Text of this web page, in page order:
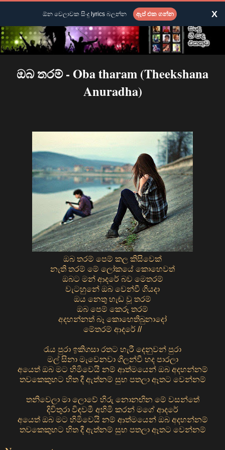
ඔබ තරම් - Oba tharam (Theekshana
Anuradha)
ඔබ තරම් පෙම් කල කිසිවෙක්
නැති තරම් මේ ලෝකයේ කොහෙවත්
ඔබට මන් ආදරේ බව මෙතරම්
වැටහුනේ ඔබ වෙන්වී ගියදා
ඔය නෙතු හැඬ වූ තරම්
ඔබ පෙම් කෙරූ තරම්
අදහන්නත් බෑ කොහෙතිබුනාදෝ
මේතරම් ආදරේ //
රැය පුරා ඉකිගසා රතට හැරී දෙනුවන් පුරා
මල් සිනා මැවෙනවා ගිලන්වී හද පාරලා
අයෙත් ඔබ මට හිමිවෙයි නම් ආත්මයෙන් ඔබ අදහන්නම්
තවකෙකුහට හිත දී ඇත්නම් සුභ පතලා ඈතට වෙන්නම්
තනිවෙලා මා ලොවේ හිරු නොනඟින මේ වසන්තේ
දිවිතුරා විඳවමී අහිමි කරන් මගේ ආදරේ
අයෙත් ඔබ මට හිමිවෙයි නම් ආත්මයෙන් ඔබ අදහන්නම්
තවකෙකුහට හිත දී ඇත්නම් සුභ පතලා ඈතට වෙන්නම්
ඕන වෙලාවක සිංදු lyrics බලන්න ඇප් එක ගන්න X